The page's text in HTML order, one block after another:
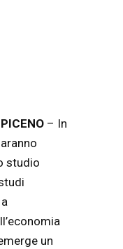
– In
studio
un